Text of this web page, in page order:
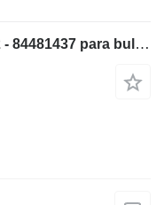
Radiador de óleo Case 84588262 - 84481437 para bulldozer Case 1150MLT 1150MWT D125C-LT D125C-WT 1150MWT-LGP D125CWT-LGP